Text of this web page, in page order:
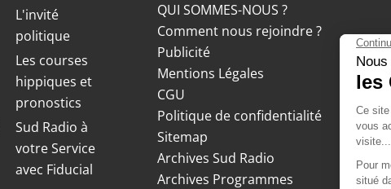
L'invité
politique
Les courses
hippiques et
pronostics
Sud Radio à
votre Service
avec Fiducial
QUI SOMMES-NOUS ?
Comment nous rejoindre ?
Publicité
Mentions Légales
CGU
Politique de confidentialité
Sitemap
Archives Sud Radio
Archives Programmes